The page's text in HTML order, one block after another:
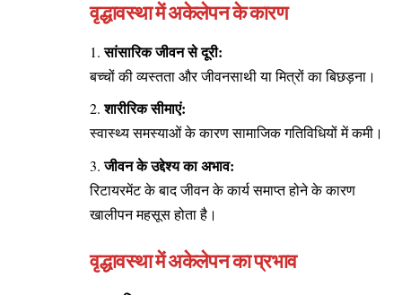
वृद्धावस्था में अकेलेपन के कारण
सांसारिक जीवन से दूरी:
बच्चों की व्यस्तता और जीवनसाथी या मित्रों का बिछड़ना।
शारीरिक सीमाएं:
स्वास्थ्य समस्याओं के कारण सामाजिक गतिविधियों में कमी।
जीवन के उद्देश्य का अभाव:
रिटायरमेंट के बाद जीवन के कार्य समाप्त होने के कारण
खालीपन महसूस होता है।
वृद्धावस्था में अकेलेपन का प्रभाव